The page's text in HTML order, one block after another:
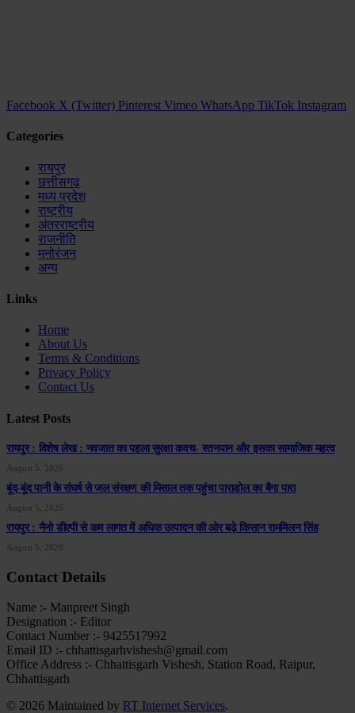
Facebook X (Twitter) Pinterest Vimeo WhatsApp TikTok Instagram
Categories
रायपुर
छत्तीसगढ़
मध्य प्रदेश
राष्ट्रीय
अंतरराष्ट्रीय
राजनीति
मनोरंजन
अन्य
Links
Home
About Us
Terms & Conditions
Privacy Policy
Contact Us
Latest Posts
रायपुर : विशेष लेख : नवजात का पहला सुरक्षा कवच- स्तनपान और इसका सामाजिक महत्व
August 5, 2026
बूंद-बूंद पानी के संघर्ष से जल संरक्षण की मिसाल तक पहुंचा पाराडोल का बैगा पारा
August 5, 2026
रायपुर : नैनो डीएपी से कम लागत में अधिक उत्पादन की ओर बढ़े किसान राममिलन सिंह
August 5, 2026
Contact Details
Name :- Manpreet Singh
Designation :- Editor
Contact Number :- 9425517992
Email ID :- chhattisgarhvishesh@gmail.com
Office Address :- Chhattisgarh Vishesh, Station Road, Raipur,
Chhattisgarh
© 2026 Maintained by RT Internet Services.